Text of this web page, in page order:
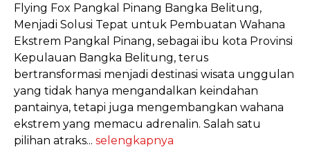
Flying Fox Pangkal Pinang Bangka Belitung,
Menjadi Solusi Tepat untuk Pembuatan Wahana
Ekstrem Pangkal Pinang, sebagai ibu kota Provinsi
Kepulauan Bangka Belitung, terus
bertransformasi menjadi destinasi wisata unggulan
yang tidak hanya mengandalkan keindahan
pantainya, tetapi juga mengembangkan wahana
ekstrem yang memacu adrenalin. Salah satu
pilihan atraks... selengkapnya